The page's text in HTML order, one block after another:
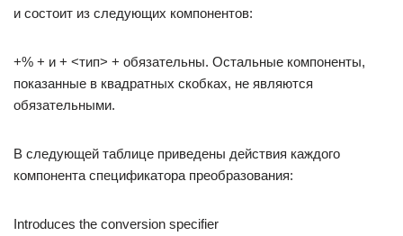
и состоит из следующих компонентов:
+% + и + <тип> + обязательны. Остальные компоненты,
показанные в квадратных скобках, не являются
обязательными.
В следующей таблице приведены действия каждого
компонента спецификатора преобразования:
Introduces the conversion specifier